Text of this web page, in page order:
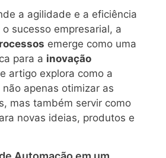
a agilidade e a eficiência
sucesso empresarial, a
emerge como uma
para a inovação
artigo explora como a
apenas otimizar as
mas também servir como
novas ideias, produtos e